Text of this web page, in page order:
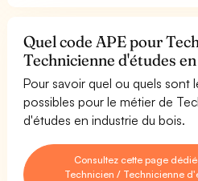
Quel code APE pour
Technicienne d'études
Pour savoir quel ou quels sont
possibles pour le métier de
d'études en industrie du bois.
Consultez cette page
Technicien / Technicienne